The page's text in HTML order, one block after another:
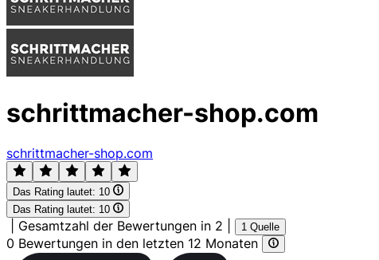
schrittmacher-shop.com
schrittmacher-shop.com
Das Rating lautet: 10
Das Rating lautet: 10
Gesamtzahl der Bewertungen in 2 1 Quelle
0 Bewertungen in den letzten 12 Monaten